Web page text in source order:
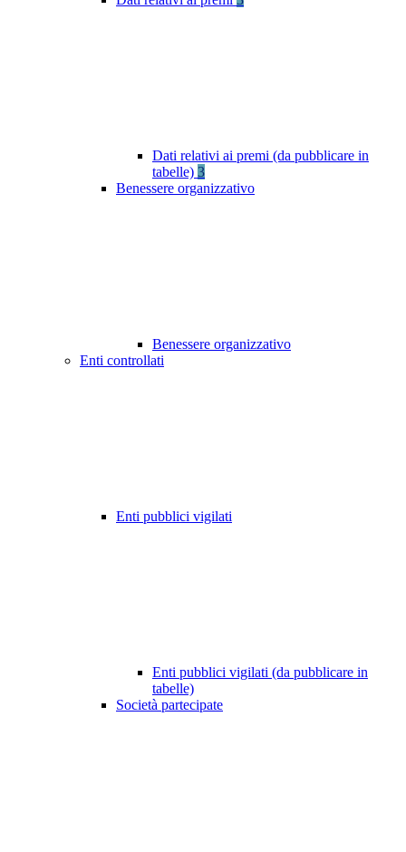
Dati relativi ai premi (da pubblicare in
tabelle) 3
Benessere organizzativo
Benessere organizzativo
Enti controllati
Enti pubblici vigilati
Enti pubblici vigilati (da pubblicare in
tabelle)
Società partecipate